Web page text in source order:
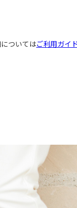
ついてはご利用ガイ